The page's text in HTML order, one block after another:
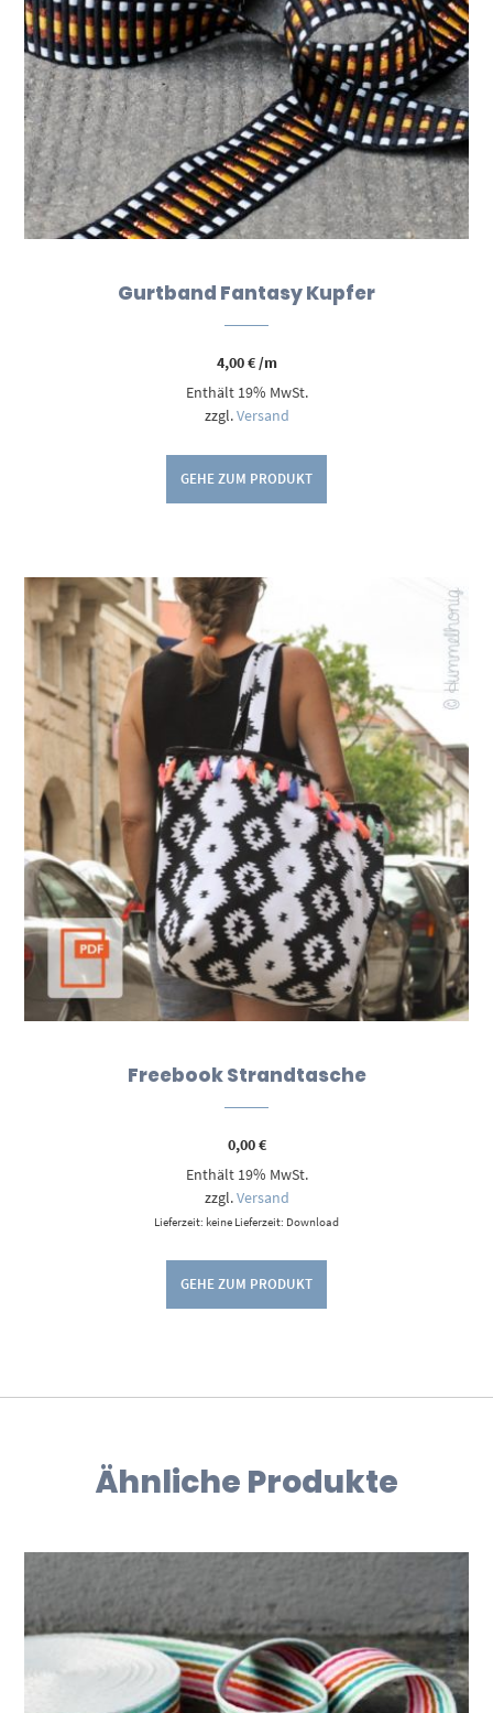
Gurtband Fantasy Kupfer
4,00€/m
Enthält 19% MwSt.
zzgl.Versand
GEHE ZUM PRODUKT
Freebook Strandtasche
0,00€
Enthält 19% MwSt.
zzgl.Versand
Lieferzeit: keine Lieferzeit: Download
GEHE ZUM PRODUKT
Ähnliche Produkte